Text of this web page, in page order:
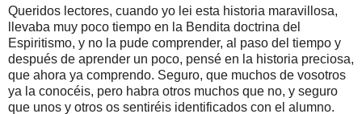
Queridos lectores, cuando yo lei esta historia maravillosa,
llevaba muy poco tiempo en la Bendita doctrina del
Espiritismo, y no la pude comprender, al paso del tiempo y
después de aprender un poco, pensé en la historia preciosa,
que ahora ya comprendo. Seguro, que muchos de vosotros
ya la conocéis, pero habra otros muchos que no, y seguro
que unos y otros os sentiréis identificados con el alumno.